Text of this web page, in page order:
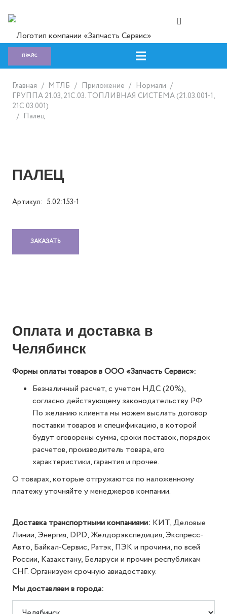
ПРАЙС
Главная / МТЛБ / Приложение / Нормали /
ГРУППА 21.03, 21С.03. ТОПЛИВНАЯ СИСТЕМА (21.03.001-1,
21С.03.001)
/ Палец
ПАЛЕЦ
Артикул: 5.02:153-1
ЗАКАЗАТЬ
Оплата и доставка в
Челябинск
Формы оплаты товаров в ООО «Запчасть Сервис»:
Безналичный расчет, с учетом НДС (20%),
согласно действующему законодательству РФ.
По желанию клиента мы можем выслать договор
поставки товаров и спецификацию, в которой
будут оговорены сумма, сроки поставок, порядок
расчетов, производитель товара, его
характеристики, гарантия и прочее.
О товарах, которые отгружаются по наложенному
платежу уточняйте у менеджеров компании.
Доставка транспортными компаниями: КИТ, Деловые
Линии, Энергия, DPD, Желдорэкспедиция, Экспресс-
Авто, Байкал-Сервис, Ратэк, ПЭК и прочими, по всей
России, Казахстану, Беларуси и прочим республикам
СНГ. Организуем срочную авиадоставку.
Мы доставляем в города: